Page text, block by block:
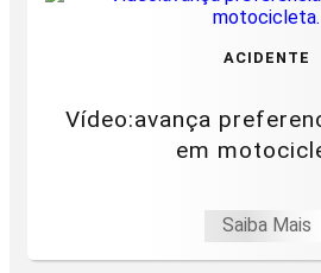
ACIDENTE
Vídeo:avança
em
Saiba Mais